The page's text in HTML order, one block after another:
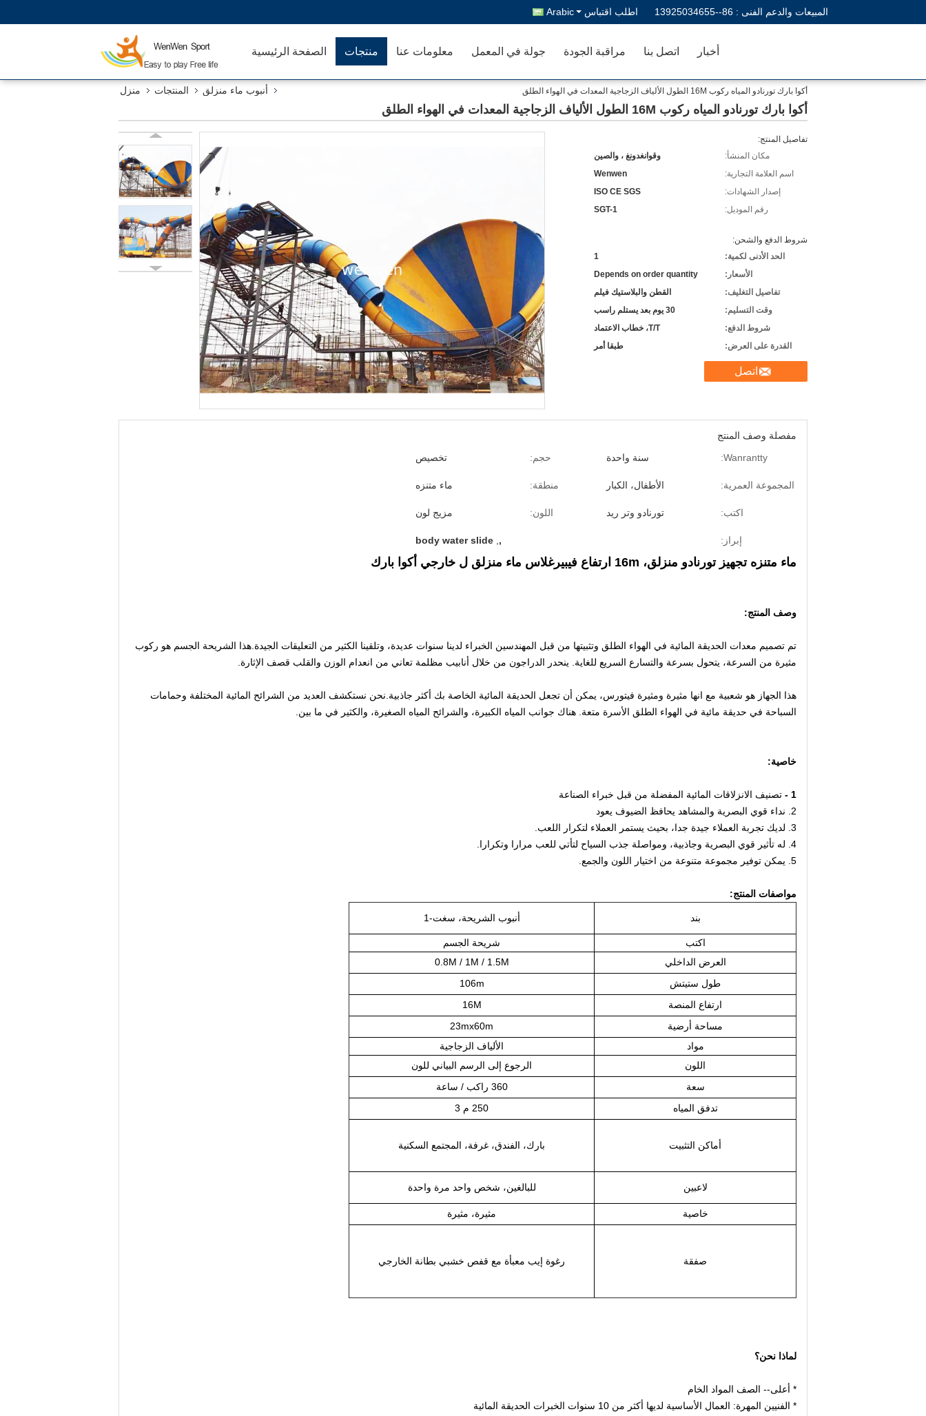
المبيعات والدعم الفنى : 86--13925034655 اطلب اقتباس Arabic
الصفحة الرئيسية منتجات معلومات عنا جولة في المعمل مراقبة الجودة اتصل بنا أخبار
منزل المنتجات أنبوب ماء منزلق أكوا بارك تورنادو المياه ركوب 16M الطول الألياف الزجاجية المعدات في الهواء الطلق
أكوا بارك تورنادو المياه ركوب 16M الطول الألياف الزجاجية المعدات في الهواء الطلق
تفاصيل المنتج:
مكان المنشأ:
وقوانغدونغ ، والصين
اسم العلامة التجارية:
Wenwen
إصدار الشهادات:
ISO CE SGS
رقم الموديل:
SGT-1
شروط الدفع والشحن:
الحد الأدنى لكمية:
1
الأسعار:
Depends on order quantity
تفاصيل التغليف:
القطن والبلاستيك فيلم
وقت التسليم:
30 يوم بعد يستلم راسب
شروط الدفع:
T/T، خطاب الاعتماد
القدرة على العرض:
طبقا أمر
اتصل
مفصلة وصف المنتج
Wanrantty:
سنة واحدة حجم: تخصيص
المجموعة العمرية: الأطفال، الكبار منطقة: ماء متنزه
اكتب: تورنادو وتر ريد اللون: مزيج لون
إبراز: ,
body water slide
ماء متنزه تجهيز تورنادو منزلق، 16m ارتفاع فيبيرغلاس ماء منزلق ل خارجي أكوا بارك
وصف المنتج:
تم تصميم معدات الحديقة المائية في الهواء الطلق وتثبيتها من قبل المهندسين الخبراء لدينا سنوات عديدة، وتلقينا الكثير من التعليقات الجيدة.هذا الشريحة الجسم هو ركوب
مثيرة من السرعة، يتحول بسرعة والتسارع السريع للغاية.
ينحدر الدراجون من خلال أنابيب مظلمة تعاني من انعدام الوزن والقلب قصف الإثارة.
هذا الجهاز هو شعبية مع انها مثيرة ومثيرة فيتورس، يمكن أن تجعل الحديقة المائية الخاصة بك أكثر جاذبية.نحن نستكشف العديد من الشرائح المائية المختلفة وحمامات
السباحة في حديقة مائية في الهواء الطلق الأسرة متعة. هناك جوانب المياه الكبيرة، والشرائح المياه الصغيرة، والكثير في ما بين.
خاصية:
1 -
تصنيف الانزلاقات المائية المفضلة من قبل خبراء الصناعة
2. نداء قوي البصرية والمشاهد يحافظ الضيوف يعود
3. لديك تجربة العملاء جيدة جدا، بحيث يستمر العملاء لتكرار اللعب.
4. له تأثير قوي البصرية وجاذبية، ومواصلة جذب السياح لتأتي للعب مرارا وتكرارا.
5. يمكن توفير مجموعة متنوعة من اختيار اللون والجمع.
مواصفات المنتج:
بند أنبوب الشريحة، سغت-1
اكتب
شريحة الجسم
العرض الداخلي
0.8M / 1M / 1.5M
طول ستيتش
106m
ارتفاع المنصة
16M
مساحة أرضية
23mx60m
مواد
الألياف الزجاجية
اللون
الرجوع إلى الرسم البياني للون
سعة
360 راكب / ساعة
تدفق المياه
250 م 3
أماكن التثبيت بارك، الفندق، غرفة، المجتمع السكنية
لاعبين للبالغين، شخص واحد مرة واحدة
خاصية مثيرة، مثيرة
صفقة رغوة إيب معبأة مع قفص خشبي بطانة الخارجي
لماذا نحن؟
* أعلى-- الصف المواد الخام
* الفنيين المهرة: العمال الأساسية لديها أكثر من 10 سنوات الخبرات الحديقة المائية